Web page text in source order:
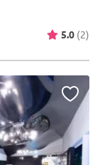
5.0 (2)